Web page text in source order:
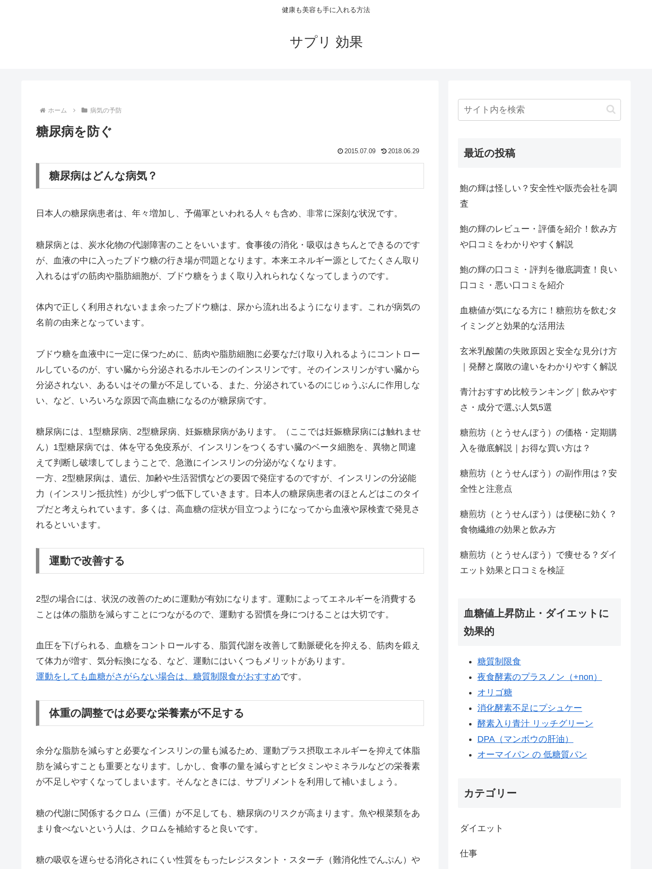
健康も美容も手に入れる方法
サプリ 効果
ホーム 病気の予防
糖尿病を防ぐ
2015.07.09 2018.06.29
糖尿病はどんな病気？
日本人の糖尿病患者は、年々増加し、予備軍といわれる人々も含め、非常に深刻な状況です。
糖尿病とは、炭水化物の代謝障害のことをいいます。食事後の消化・吸収はきちんとできるのです
が、血液の中に入ったブドウ糖の行き場が問題となります。本来エネルギー源としてたくさん取り
入れるはずの筋肉や脂肪細胞が、ブドウ糖をうまく取り入れられなくなってしまうのです。
体内で正しく利用されないまま余ったブドウ糖は、尿から流れ出るようになります。これが病気の
名前の由来となっています。
ブドウ糖を血液中に一定に保つために、筋肉や脂肪細胞に必要なだけ取り入れるようにコントロー
ルしているのが、すい臓から分泌されるホルモンのインスリンです。そのインスリンがすい臓から
分泌されない、あるいはその量が不足している、また、分泌されているのにじゅうぶんに作用しな
い、など、いろいろな原因で高血糖になるのが糖尿病です。
糖尿病には、1型糖尿病、2型糖尿病、妊娠糖尿病があります。（ここでは妊娠糖尿病には触れませ
ん）1型糖尿病では、体を守る免疫系が、インスリンをつくるすい臓のベータ細胞を、異物と間違
えて判断し破壊してしまうことで、急激にインスリンの分泌がなくなります。
一方、2型糖尿病は、遺伝、加齢や生活習慣などの要因で発症するのですが、インスリンの分泌能
力（インスリン抵抗性）が少しずつ低下していきます。日本人の糖尿病患者のほとんどはこのタイ
プだと考えられています。多くは、高血糖の症状が目立つようになってから血液や尿検査で発見さ
れるといいます。
運動で改善する
2型の場合には、状況の改善のために運動が有効になります。運動によってエネルギーを消費する
ことは体の脂肪を減らすことにつながるので、運動する習慣を身につけることは大切です。
血圧を下げられる、血糖をコントロールする、脂質代謝を改善して動脈硬化を抑える、筋肉を鍛え
て体力が増す、気分転換になる、など、運動にはいくつもメリットがあります。
運動をしても血糖がさがらない場合は、糖質制限食がおすすめです。
体重の調整では必要な栄養素が不足する
余分な脂肪を減らすと必要なインスリンの量も減るため、運動プラス摂取エネルギーを抑えて体脂
肪を減らすことも重要となります。しかし、食事の量を減らすとビタミンやミネラルなどの栄養素
が不足しやすくなってしまいます。そんなときには、サプリメントを利用して補いましょう。
糖の代謝に関係するクロム（三価）が不足しても、糖尿病のリスクが高まります。魚や根菜類をあ
まり食べないという人は、クロムを補給すると良いです。
糖の吸収を遅らせる消化されにくい性質をもったレジスタント・スターチ（難消化性でんぷん）や
最近の投稿
鮑の輝は怪しい？安全性や販売会社を調
査
鮑の輝のレビュー・評価を紹介！飲み方
や口コミをわかりやすく解説
鮑の輝の口コミ・評判を徹底調査！良い
口コミ・悪い口コミを紹介
血糖値が気になる方に！糖煎坊を飲むタ
イミングと効果的な活用法
玄米乳酸菌の失敗原因と安全な見分け方
｜発酵と腐敗の違いをわかりやすく解説
青汁おすすめ比較ランキング｜飲みやす
さ・成分で選ぶ人気5選
糖煎坊（とうせんぼう）の価格・定期購
入を徹底解説｜お得な買い方は？
糖煎坊（とうせんぼう）の副作用は？安
全性と注意点
糖煎坊（とうせんぼう）は便秘に効く？
食物繊維の効果と飲み方
糖煎坊（とうせんぼう）で痩せる？ダイ
エット効果と口コミを検証
血糖値上昇防止・ダイエットに
効果的
糖質制限食
夜食酵素のプラスノン（+non）
オリゴ糖
消化酵素不足にプシュケー
酵素入り青汁 リッチグリーン
DPA（マンボウの肝油）
オーマイパン の 低糖質パン
カテゴリー
ダイエット
仕事